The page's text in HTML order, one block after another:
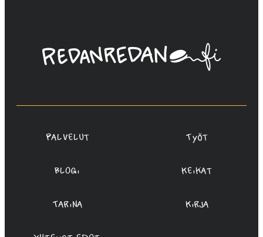
Linda
Saukko-
Oy
Palvelut Työt
Blogi Keikat
Tarina Kirja